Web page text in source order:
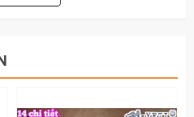
canvas đỏ viền đen
khuyên tròn để treo
mở được phay CNC